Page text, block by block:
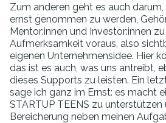
Zum anderen geht es auch darum,
ernst genommen zu werden,
Mentor:innen und Investor:innen
Aufmerksamkeit voraus, also
eigenen Unternehmensidee. Hier
das ist es auch, was uns antreibt,
dieses Supports zu leisten. Ein
sage ich ganz im Ernst: es macht
STARTUP TEENS zu
Bereicherung neben meinen